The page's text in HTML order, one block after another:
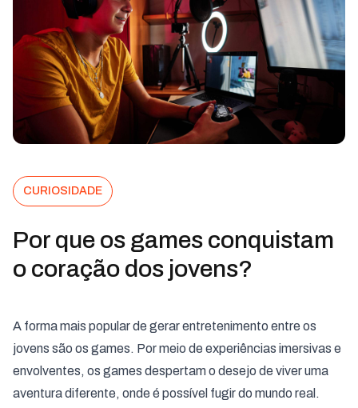
CURIOSIDADE
Por que os games conquistam
o coração dos jovens?
A forma mais popular de gerar entretenimento entre os
jovens são os games. Por meio de experiências imersivas e
envolventes, os games despertam o desejo de viver uma
aventura diferente, onde é possível fugir do mundo real.